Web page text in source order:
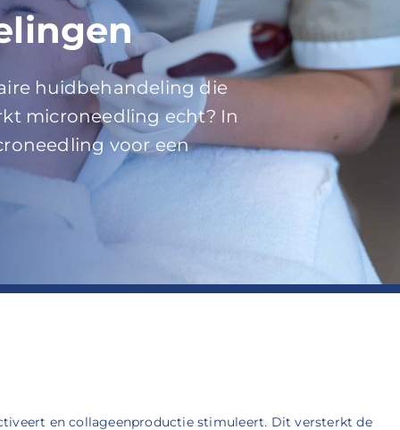
huidbehandeling die
microneedling echt? In
voor een
en collageenproductie stimuleert. Dit versterkt de